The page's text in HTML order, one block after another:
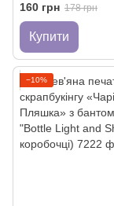
160 грн 178 грн
Купити
−10%